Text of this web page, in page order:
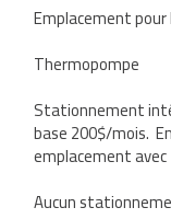
Emplacement
Thermopompe
Stationnement
base 200$/mois.
emplacement
Aucun